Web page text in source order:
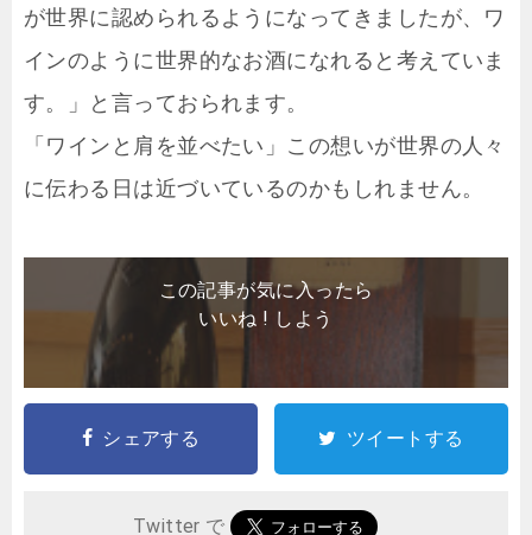
が世界に認められるようになってきましたが、ワ
インのように世界的なお酒になれると考えていま
す。」と言っておられます。
「ワインと肩を並べたい」この想いが世界の人々
に伝わる日は近づいているのかもしれません。
この記事が気に入ったら
いいね ! しよう
シェアする ツイートする
Twitter で